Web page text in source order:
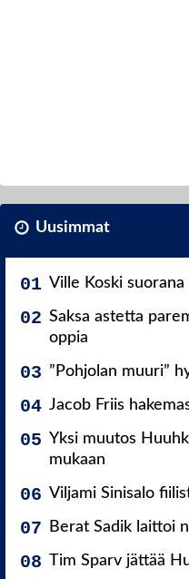
Uusimmat
Ville Koski suorana
Saksa astetta
oppia
”Pohjolan muuri”
Jacob Friis
Yksi muutos
mukaan
Viljami Sinisalo
Berat Sadik laittoi
Tim Sparv jättää